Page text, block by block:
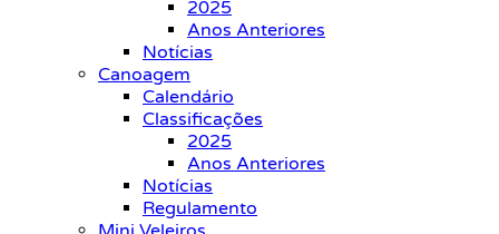
2025
Anos Anteriores
Notícias
Canoagem
Calendário
Classificações
2025
Anos Anteriores
Notícias
Regulamento